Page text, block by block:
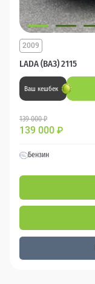
LADA (ВАЗ) 2115
2009
Ваш кешбек
139 000 ₽
139 000 ₽
Бензин